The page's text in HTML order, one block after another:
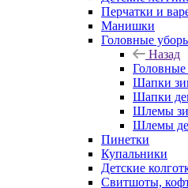
Перчатки и
Манишки
Головные
Назад
Шапки
Шапки
Шлемы
Шлемы
Пинетки
Купальники
Детские
Свитшоты,